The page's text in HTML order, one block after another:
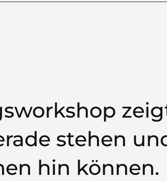
stehen
hin können.